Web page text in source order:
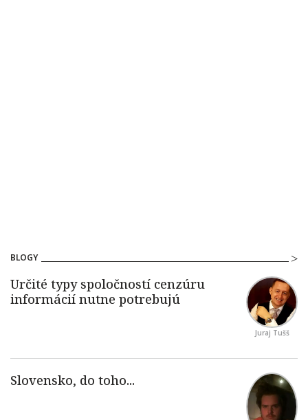
BLOGY
Juraj Tušš